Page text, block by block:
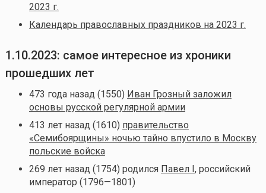
2023 г.
Календарь православных праздников на 2023 г.
1.10.2023: самое интересное из хроники
прошедших лет
473 года назад (1550) Иван Грозный заложил
основы русской регулярной армии
413 лет назад (1610) правительство
«Семибоярщины» ночью тайно впустило в Москву
польские войска
269 лет назад (1754) родился Павел I, российский
император (1796—1801)